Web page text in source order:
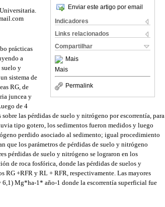
Enviar este artigo por email
Indicadores
Links relacionados
Compartilhar
Mais
Mais
Permalink
prácticas
a
suelo y
sistema de
RG, de
juncea y
de 4
las pérdidas de suelo y nitrógeno por escorrentía, para
tipo gotero, los sedimentos fueron medidos y luego
perdido asociado al sedimento; igual procedimiento
que los parámetros de pérdidas de suelo y nitrógeno
pérdidas de suelo y nitrógeno se lograron en los
de roca fosfórica, donde las pérdidas de suelos y
+RFR y RL + RFR, respectivamente. Las mayores
Mg*ha-1* año-1 donde la escorrentía superficial fue